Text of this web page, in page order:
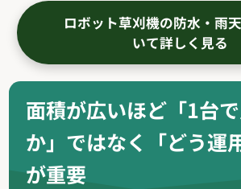
ロボット草刈機の防水・雨
いて詳しく見る
面積が広いほど「1台
か」ではなく「どう運
が重要